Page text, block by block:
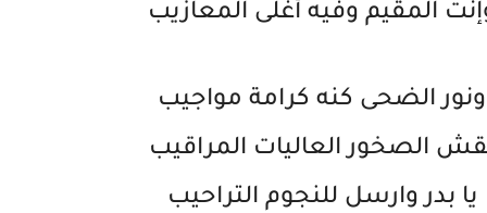
المقيم وفيه أغلى المعازيب
ونور الضحى كنه كرامة مواجيب
الصخور العاليات المراقيب
يا بدر وارسل للنجوم التراحيب